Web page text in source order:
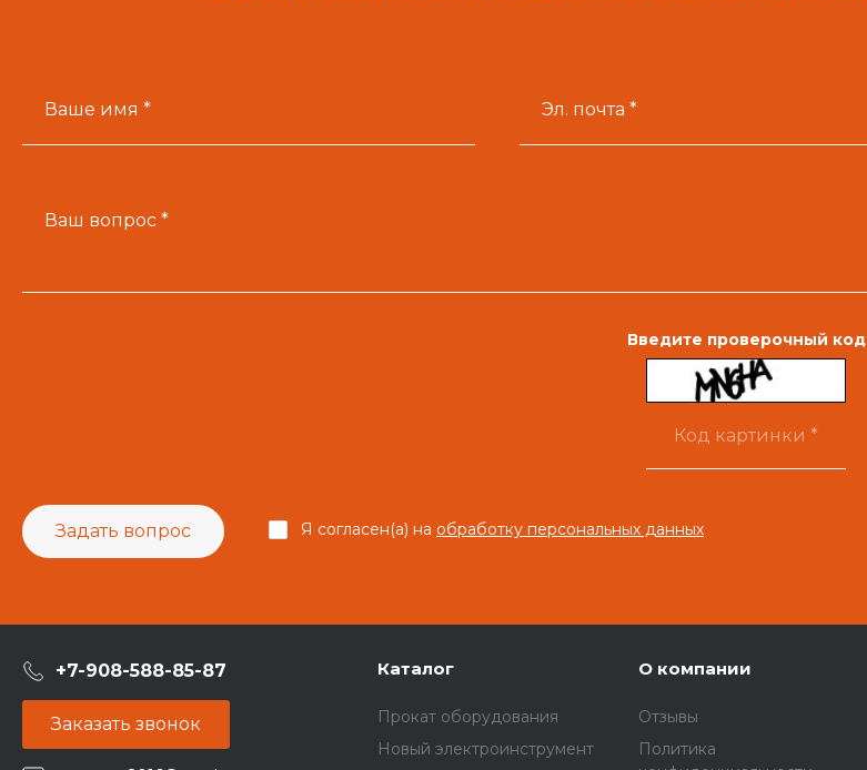
Ваше имя * Эл. почта *
Ваш вопрос *
Введите проверочный код
Задать вопрос Я согласен(а) на обработку персональных данных
+7-908-588-85-87
Заказать звонок
Каталог
Прокат оборудования
Новый электроинструмент
О компании
Отзывы
Политика